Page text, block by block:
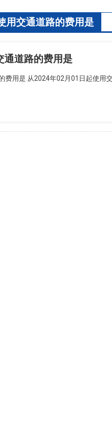
用交通道路的费用是
通道路的费用是
费用是 从2024年02月01日起使用